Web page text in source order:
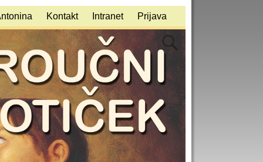
Kontakt Intranet Prijava